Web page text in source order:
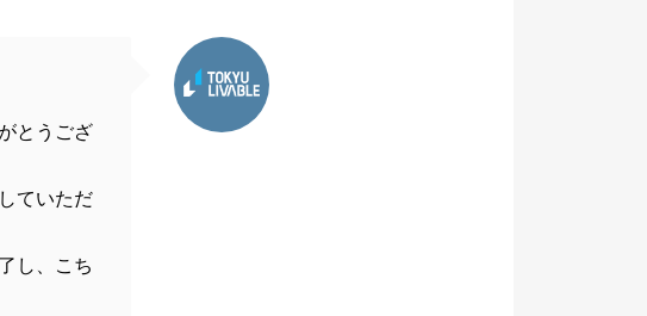
とうござ
ていただ
し、こち